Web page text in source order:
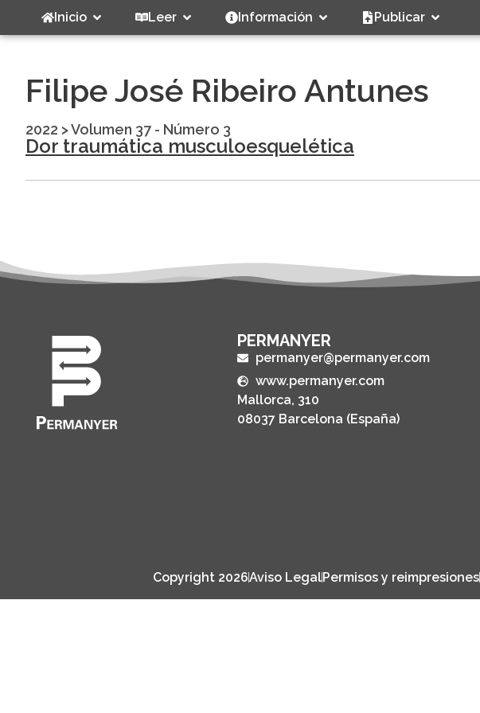
Inicio Leer Información Publicar
Filipe José Ribeiro Antunes
2022 >Volumen 37 - Número 3
Dor traumática musculoesquelética
PERMANYER
permanyer@permanyer.com
www.permanyer.com
Mallorca, 310
08037 Barcelona (España)
Copyright 2026Aviso LegalPermisos y reimpresiones